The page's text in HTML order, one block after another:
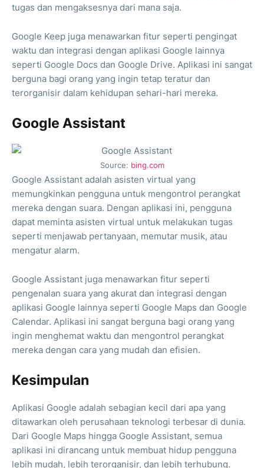
tugas dan mengaksesnya dari mana saja.
Google Keep juga menawarkan fitur seperti pengingat
waktu dan integrasi dengan aplikasi Google lainnya
seperti Google Docs dan Google Drive. Aplikasi ini sangat
berguna bagi orang yang ingin tetap teratur dan
terorganisir dalam kehidupan sehari-hari mereka.
Google Assistant
Source: bing.com
Google Assistant adalah asisten virtual yang
memungkinkan pengguna untuk mengontrol perangkat
mereka dengan suara. Dengan aplikasi ini, pengguna
dapat meminta asisten virtual untuk melakukan tugas
seperti menjawab pertanyaan, memutar musik, atau
mengatur alarm.
Google Assistant juga menawarkan fitur seperti
pengenalan suara yang akurat dan integrasi dengan
aplikasi Google lainnya seperti Google Maps dan Google
Calendar. Aplikasi ini sangat berguna bagi orang yang
ingin menghemat waktu dan mengontrol perangkat
mereka dengan cara yang mudah dan efisien.
Kesimpulan
Aplikasi Google adalah sebagian kecil dari apa yang
ditawarkan oleh perusahaan teknologi terbesar di dunia.
Dari Google Maps hingga Google Assistant, semua
aplikasi ini dirancang untuk membuat hidup pengguna
lebih mudah, lebih terorganisir, dan lebih terhubung.